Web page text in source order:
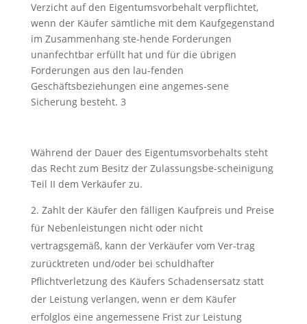
Verzicht auf den Eigentumsvorbehalt verpflichtet,
wenn der Käufer sämtliche mit dem Kaufgegenstand
im Zusammenhang ste-hende Forderungen
unanfechtbar erfüllt hat und für die übrigen
Forderungen aus den lau-fenden
Geschäftsbeziehungen eine angemes-sene
Sicherung besteht. 3
Während der Dauer des Eigentumsvorbehalts steht
das Recht zum Besitz der Zulassungsbe-scheinigung
Teil II dem Verkäufer zu.
Zahlt der Käufer den fälligen Kaufpreis und Preise
für Nebenleistungen nicht oder nicht
vertragsgemäß, kann der Verkäufer vom Ver-trag
zurücktreten und/oder bei schuldhafter
Pflichtverletzung des Käufers Schadensersatz statt
der Leistung verlangen, wenn er dem Käufer
erfolglos eine angemessene Frist zur Leistung